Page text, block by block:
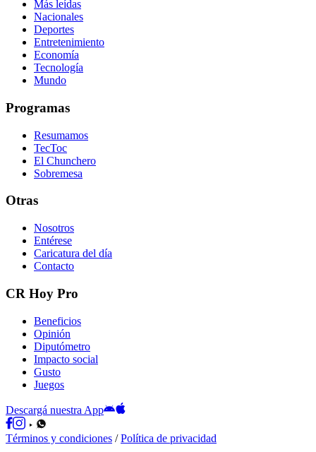
Más leídas
Nacionales
Deportes
Entretenimiento
Economía
Tecnología
Mundo
Programas
Resumamos
TecToc
El Chunchero
Sobremesa
Otras
Nosotros
Entérese
Caricatura del día
Contacto
CR Hoy Pro
Beneficios
Opinión
Diputómetro
Impacto social
Gusto
Juegos
Descargá nuestra App
Términos y condiciones /Política de privacidad